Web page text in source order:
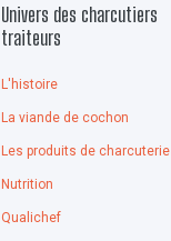
Univers des charcutiers
traiteurs
L'histoire
La viande de cochon
Les produits de charcuterie
Nutrition
Qualichef